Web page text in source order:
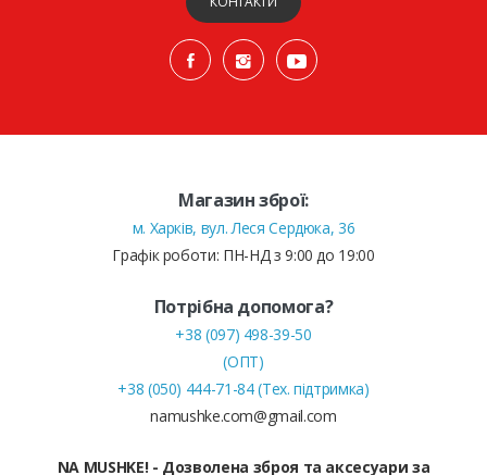
Магазин зброї:
м. Харків, вул. Леся Сердюка, 36
Графік роботи: ПН-НД з 9:00 до 19:00
Потрібна допомога?
+38 (097) 498-39-50
(ОПТ)
+38 (050) 444-71-84 (Тех. підтримка)
namushke.com@gmail.com
NA MUSHKE! - Дозволена зброя та аксесуари за